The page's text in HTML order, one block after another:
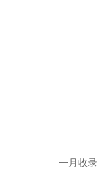
一月收录